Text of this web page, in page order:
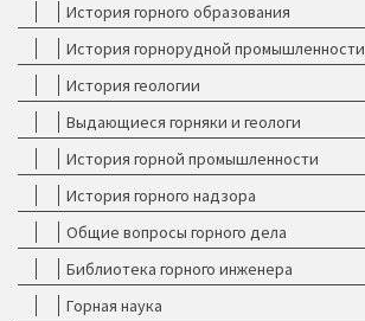
История горного образования
История горнорудной промышленности
История геологии
Выдающиеся горняки и геологи
История горной промышленности
История горного надзора
Общие вопросы горного дела
Библиотека горного инженера
Горная наука